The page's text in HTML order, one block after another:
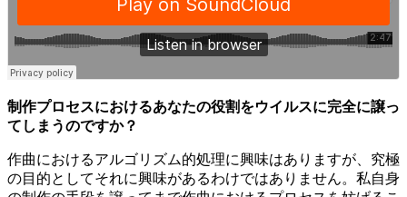
制作プロセスにおけるあなたの役割をウイルスに完全に譲っ
てしまうのですか？
作曲におけるアルゴリズム的処理に興味はありますが、究極
の目的としてそれに興味があるわけではありません。私自身